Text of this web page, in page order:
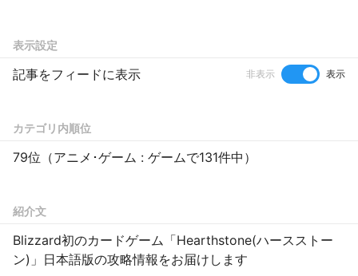
表示設定
記事をフィードに表示 非表示 表示
カテゴリ内順位
79位（アニメ･ゲーム : ゲームで131件中）
紹介文
Blizzard初のカードゲーム「Hearthstone(ハースストー
ン)」日本語版の攻略情報をお届けします